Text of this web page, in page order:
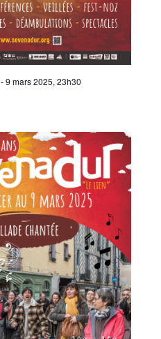
-9 mars 2025, 23h30